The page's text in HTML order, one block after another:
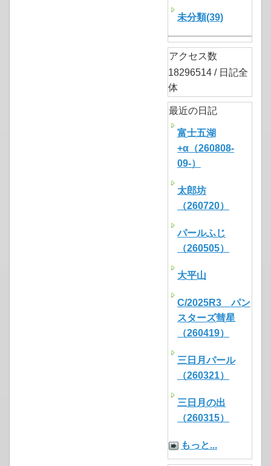
未分類(39)
アクセス数
18296514 / 日記全
体
最近の日記
富士五湖
+α（260808-
09-）
太郎坊
（260720）
パールふじ
（260505）
大平山
C/2025R3 パン
スターズ彗星
（260419）
三日月パール
（260321）
三日月の出
（260315）
もっと...